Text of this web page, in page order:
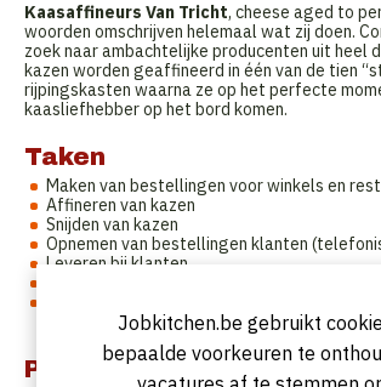
Kaasaffineurs Van Tricht, cheese aged to
woorden omschrijven helemaal wat zij doen.
zoek naar ambachtelijke producenten uit heel
kazen worden geaffineerd in één van de tien
rijpingskasten waarna ze op het perfecte
kaasliefhebber op het bord komen.
Taken
Maken van bestellingen voor winkels en
Affineren van kazen
Snijden van kazen
Opnemen van bestellingen klanten
Leveren bij klanten
Profiel
Jobkitchen.be gebruikt
bepaalde voorkeuren te